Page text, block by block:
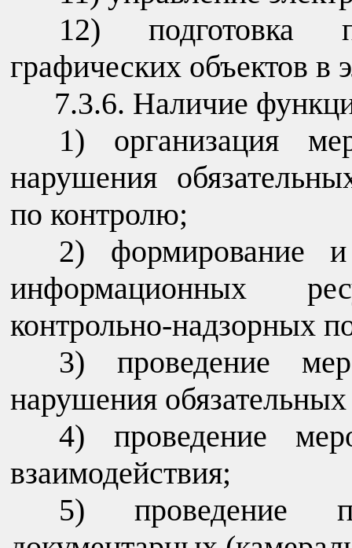
подготовка
графических объектов в
7.3.6. Наличие
организация
нарушения
по контролю;
формирование
информационных
контрольно-надзорных
проведение
нарушения
проведение
взаимодействия;
проведение